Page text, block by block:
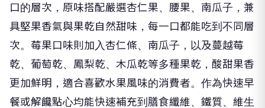
口的層次，原味搭配嚴選杏仁果、腰果、南瓜子，兼
具堅果香氣與果乾自然甜味，每一口都能吃到不同層
次。莓果口味則加入杏仁條、南瓜子，以及蔓越莓
乾、葡萄乾、鳳梨乾、木瓜乾等多種果乾，酸甜果香
更加鮮明，適合喜歡水果風味的消費者。作為快速早
餐或解饞點心均能快速補充到膳食纖維、鐵質、維生